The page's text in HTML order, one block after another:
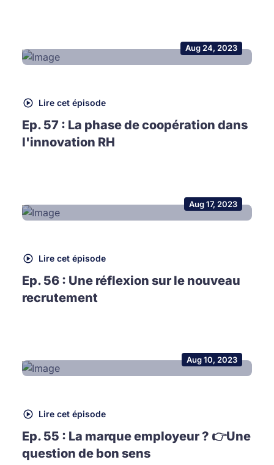
Aug 24, 2023
Lire cet épisode
Ep. 57 : La phase de coopération dans
l'innovation RH
Aug 17, 2023
Lire cet épisode
Ep. 56 : Une réflexion sur le nouveau
recrutement
Aug 10, 2023
Lire cet épisode
Ep. 55 : La marque employeur ? 👉Une
question de bon sens